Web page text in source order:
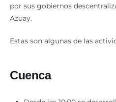
por sus gobiernos
Azuay.
Estas son algunas de las
Cuenca